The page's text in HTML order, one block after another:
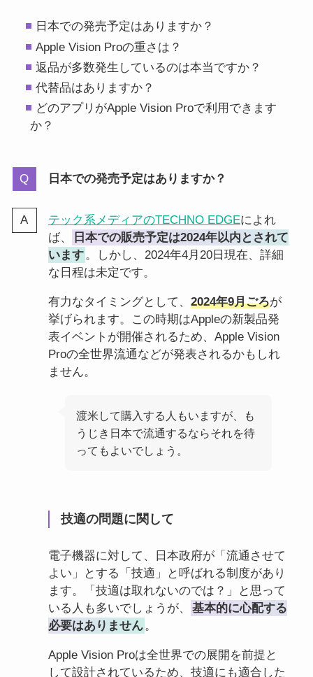
日本での発売予定はありますか？
Apple Vision Proの重さは？
返品が多数発生しているのは本当ですか？
代替品はありますか？
どのアプリがApple Vision Proで利用できます
か？
日本での発売予定はありますか？
テック系メディアのTECHNO EDGEによれ
ば、
日本での販売予定は2024年以内とされて
います。しかし、2024年4月20日現在、詳細
な日程は未定です。
有力なタイミングとして、 2024年9月ごろが
挙げられます。この時期はAppleの新製品発
表イベントが開催されるため、Apple Vision
Proの全世界流通などが発表されるかもしれ
ません。
渡米して購入する人もいますが、も
うじき日本で流通するならそれを待
ってもよいでしょう。
技適の問題に関して
電子機器に対して、日本政府が「流通させて
よい」とする「技適」と呼ばれる制度があり
ます。「技適は取れないのでは？」と思って
いる人も多いでしょうが、
基本的に心配する
必要はありません。
Apple Vision Proは全世界での展開を前提と
して設計されているため、技適にも適合した